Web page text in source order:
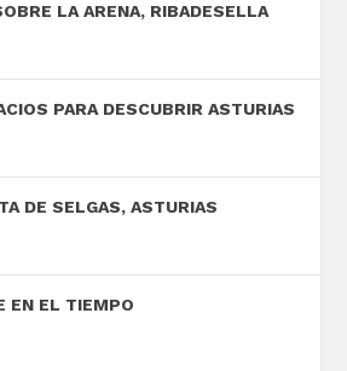
LA ARENA, RIBADESELLA
PARA DESCUBRIR ASTURIAS
DE SELGAS, ASTURIAS
EN EL TIEMPO